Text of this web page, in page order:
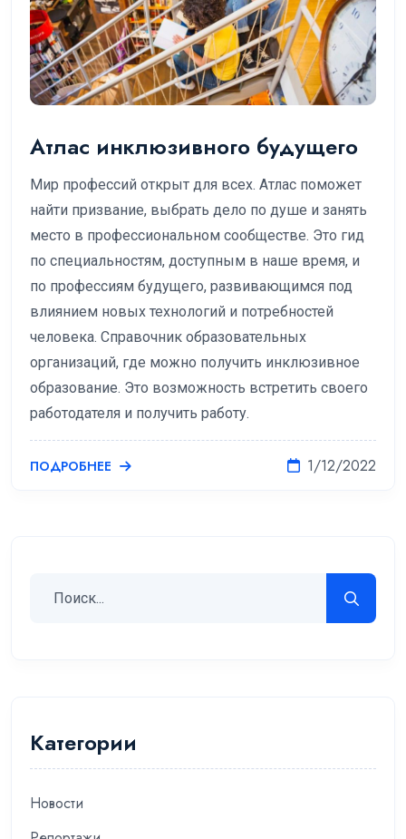
Атлас инклюзивного будущего
Мир профессий открыт для всех. Атлас поможет
найти призвание, выбрать дело по душе и занять
место в профессиональном сообществе. Это гид
по специальностям, доступным в наше время, и
по профессиям будущего, развивающимся под
влиянием новых технологий и потребностей
человека. Справочник образовательных
организаций, где можно получить инклюзивное
образование. Это возможность встретить своего
работодателя и получить работу.
ПОДРОБНЕЕ 1/12/2022
Категории
Новости